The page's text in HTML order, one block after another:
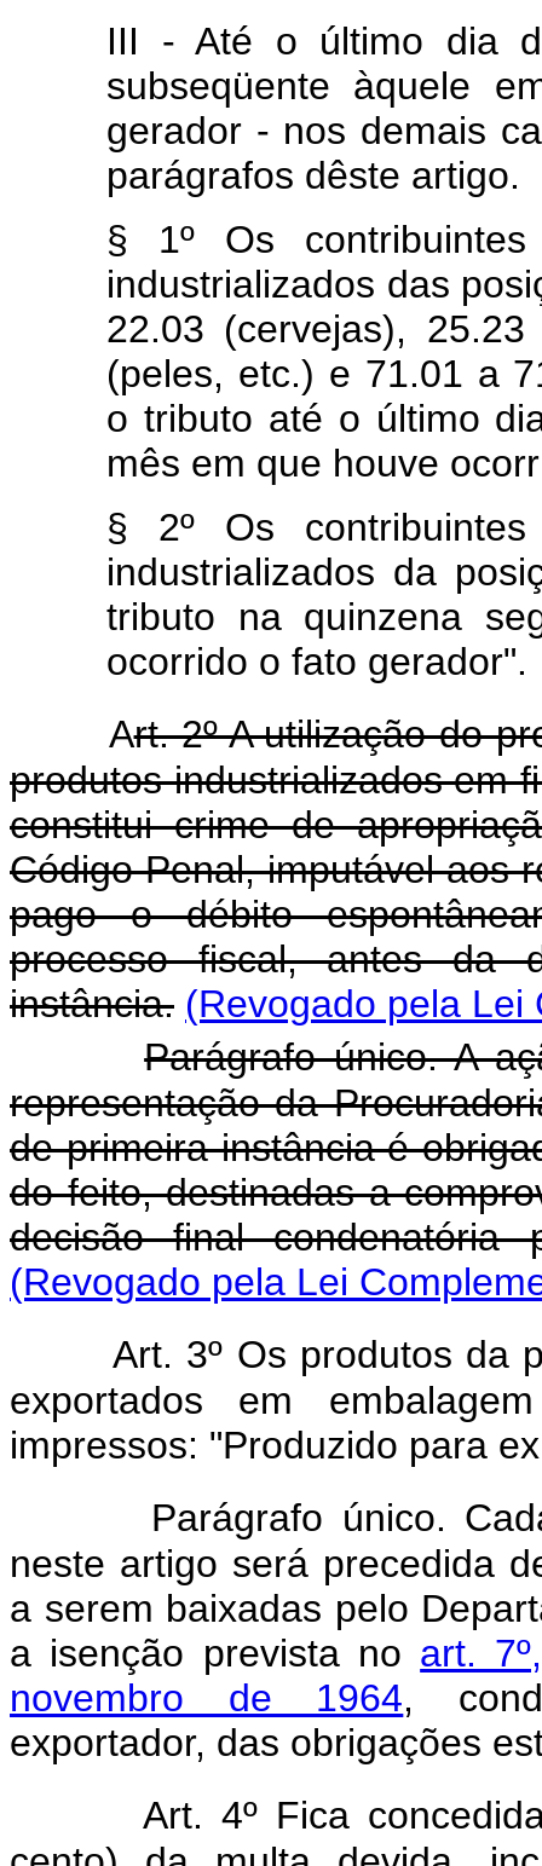
III - Até o último dia
subseqüente àquele
gerador - nos demais
parágrafos dêste artigo.
§ 1º Os
industrializados das
22.03 (cervejas),
(peles, etc.) e 71.01 a
o tributo até o último
mês em que houve
§ 2º Os
industrializados da
tributo na quinzena
ocorrido o fato gerador".
Art. 2º A utilização do
produtos industrializados em
constitui crime de
Código Penal, imputável aos
pago o débito
processo fiscal, antes da
instância. (Revogado pela Lei
Parágrafo único. A
representação da
de primeira instância é
do feito, destinadas a
decisão final condenatória
(Revogado pela Lei
Art. 3º Os produtos da
exportados em
impressos: "Produzido para
Parágrafo único.
neste artigo será precedida
a serem baixadas pelo
a isenção prevista no art.
novembro de 1964,
exportador, das obrigações
Art. 4º Fica